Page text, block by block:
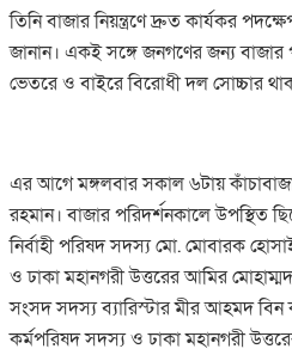
তিনি বাজার নিয়ন্ত্রণে দ্রুত কার্যকর
জানান। একই সঙ্গে জনগণের জন্য বাজার
ভেতরে ও বাইরে বিরোধী দল সোচ্চার
এর আগে মঙ্গলবার সকাল ৬টায়
রহমান। বাজার পরিদর্শনকালে উপস্থিত
নির্বাহী পরিষদ সদস্য মো. মোবারক
ও ঢাকা মহানগরী উত্তরের আমির
সংসদ সদস্য ব্যারিস্টার মীর আহমদ বিন
কর্মপরিষদ সদস্য ও ঢাকা মহানগরী